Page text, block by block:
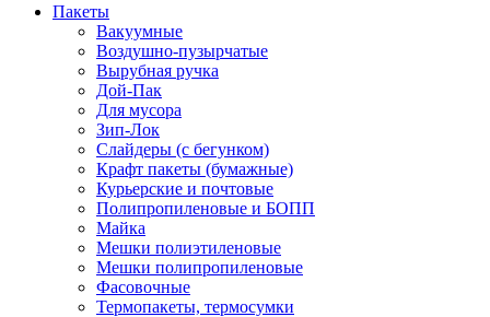
Пакеты
Вакуумные
Воздушно-пузырчатые
Вырубная ручка
Дой-Пак
Для мусора
Зип-Лок
Слайдеры (с бегунком)
Крафт пакеты (бумажные)
Курьерские и почтовые
Полипропиленовые и БОПП
Майка
Мешки полиэтиленовые
Мешки полипропиленовые
Фасовочные
Термопакеты, термосумки